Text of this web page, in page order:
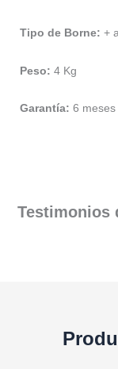
Tipo de Borne: +
Peso: 4 Kg
Garantía: 6 meses
Testimonios